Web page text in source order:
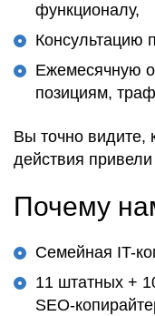
функционалу,
Консультацию
Ежемесячную
позициям,
Вы точно видите,
действия привели
Почему
Семейная IT-
11 штатных +
SEO-